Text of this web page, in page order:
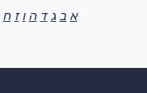
א ב ג ד ה ו ז ח